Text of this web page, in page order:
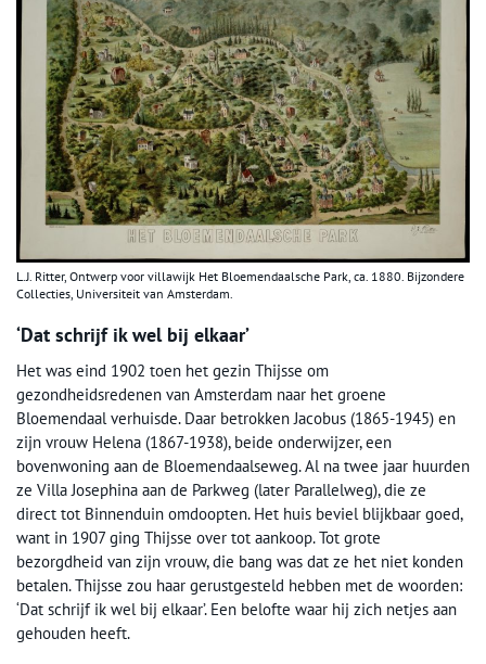
L.J. Ritter, Ontwerp voor villawijk Het Bloemendaalsche Park, ca. 1880. Bijzondere
Collecties, Universiteit van Amsterdam.
‘Dat schrijf ik wel bij elkaar’
Het was eind 1902 toen het gezin Thijsse om
gezondheidsredenen van Amsterdam naar het groene
Bloemendaal verhuisde. Daar betrokken Jacobus (1865-1945) en
zijn vrouw Helena (1867-1938), beide onderwijzer, een
bovenwoning aan de Bloemendaalseweg. Al na twee jaar huurden
ze Villa Josephina aan de Parkweg (later Parallelweg), die ze
direct tot Binnenduin omdoopten. Het huis beviel blijkbaar goed,
want in 1907 ging Thijsse over tot aankoop. Tot grote
bezorgdheid van zijn vrouw, die bang was dat ze het niet konden
betalen. Thijsse zou haar gerustgesteld hebben met de woorden:
‘Dat schrijf ik wel bij elkaar’. Een belofte waar hij zich netjes aan
gehouden heeft.